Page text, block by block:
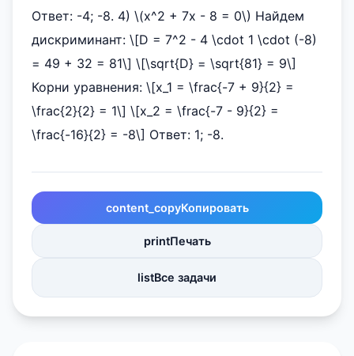
Ответ: -4; -8. 4) \(x^2 + 7x - 8 = 0\) Найдем
дискриминант: \[D = 7^2 - 4 \cdot 1 \cdot (-8)
= 49 + 32 = 81\] \[\sqrt{D} = \sqrt{81} = 9\]
Корни уравнения: \[x_1 = \frac{-7 + 9}{2} =
\frac{2}{2} = 1\] \[x_2 = \frac{-7 - 9}{2} =
\frac{-16}{2} = -8\] Ответ: 1; -8.
content_copyКопировать
printПечать
listВсе задачи